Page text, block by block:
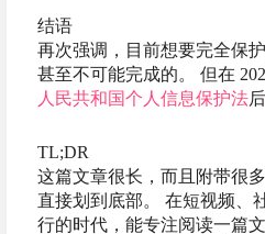
结语
再次强调，目前想要完全保
甚至不可能完成的。 但在
人民共和国个人信息保护法
TL;DR
这篇文章很长，而且附带很
直接划到底部。 在短视频、
行的时代，能专注阅读一篇